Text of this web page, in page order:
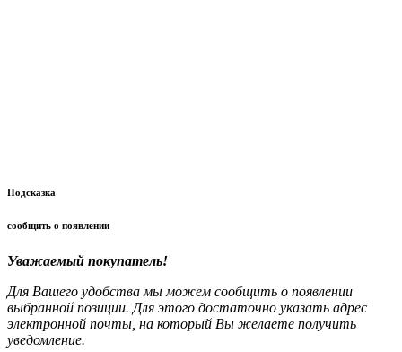
Подсказка
сообщить о появлении
Уважаемый покупатель!
Для Вашего удобства мы можем сообщить о появлении
выбранной позиции. Для этого достаточно указать адрес
электронной почты, на который Вы желаете получить
уведомление.